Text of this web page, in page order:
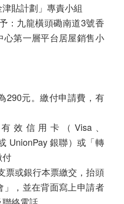
貼計劃」專責小組
：九龍橫頭磡南道3號香
心第一層平台居屋銷售小
290元。繳付申請費，有
效信用卡（Visa、
UnionPay 銀聯）或「轉
付
票或銀行本票繳交，抬頭
」，並在背面寫上申請者
絡電話。